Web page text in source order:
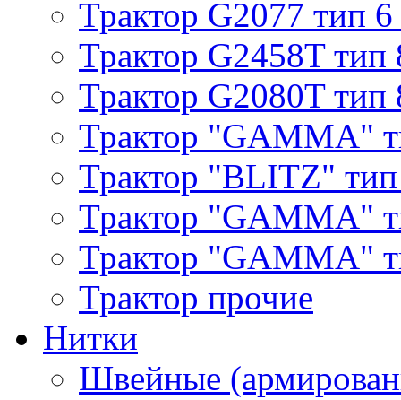
Трактор G2077 тип 6
Трактор G2458T тип
Трактор G2080T тип
Трактор "GAMMA"
Трактор "BLITZ"
Трактор "GAMMA"
Трактор "GAMMA"
Трактор прочие
Нитки
Швейные